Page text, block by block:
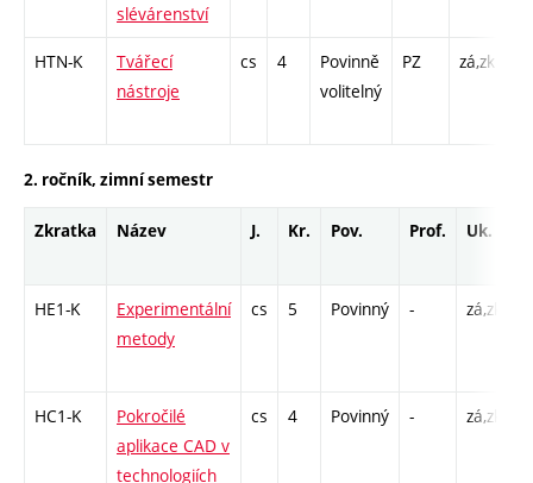
slévárenství
HTN-K
Tvářecí
nástroje
cs 4
Povinně
volitelný
PZ zá,zk
2. ročník, zimní semestr
Zkratka Název J. Kr. Pov. Prof. Uk.
HE1-K
Experimentální
metody
cs 5 Povinný - zá,zk
HC1-K
Pokročilé
aplikace CAD v
technologiích
cs 4 Povinný - zá,zk